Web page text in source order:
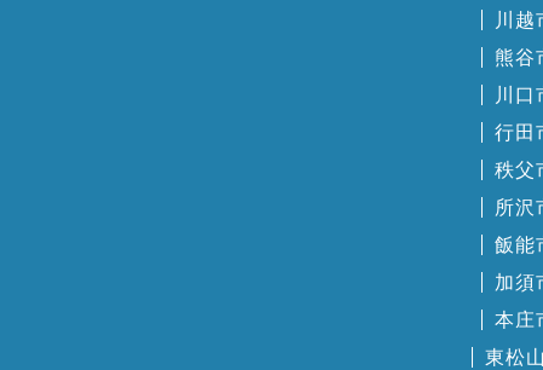
川越
熊谷
川口
行田
秩父
所沢
飯能
加須
本庄
東松